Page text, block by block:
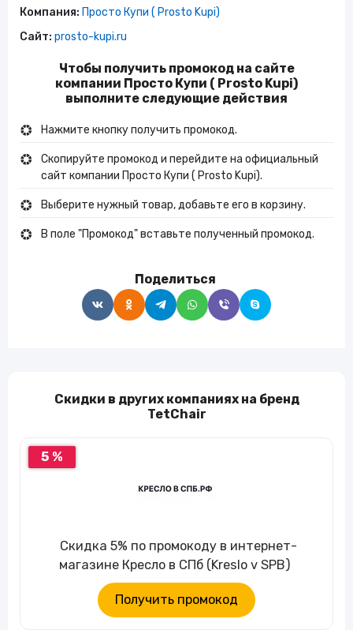
Компания: Просто Купи ( Prosto Kupi)
Сайт: prosto-kupi.ru
Чтобы получить промокод на сайте
компании Просто Купи ( Prosto Kupi)
выполните следующие действия
Нажмите кнопку получить промокод.
Скопируйте промокод и перейдите на официальный
сайт компании Просто Купи ( Prosto Kupi).
Выберите нужный товар, добавьте его в корзину.
В поле "Промокод" вставьте полученный промокод.
Поделиться
Скидки в других компаниях на бренд
TetChair
5 %
Скидка 5% по промокоду в интернет-
магазине Кресло в СПб (Kreslo v SPB)
Получить промокод